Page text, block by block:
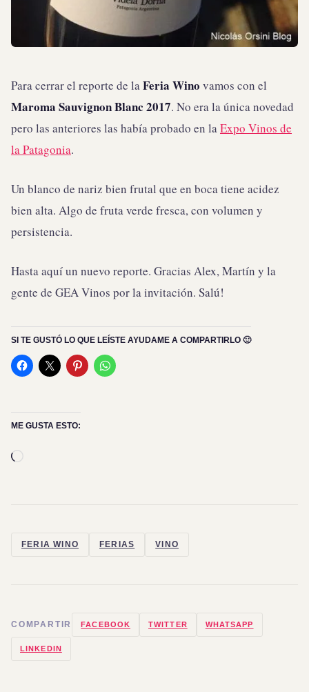
Para cerrar el reporte de laFeria Wino vamos con el
Maroma Sauvignon Blanc 2017. No era la única novedad
pero las anteriores las había probado en laExpo Vinos de
la Patagonia.
Un blanco de nariz bien frutal que en boca tiene acidez
bien alta. Algo de fruta verde fresca, con volumen y
persistencia.
Hasta aquí un nuevo reporte. Gracias Alex, Martín y la
gente de GEA Vinos por la invitación. Salú!
SI TE GUSTÓ LO QUE LEÍSTE AYUDAME A COMPARTIRLO 🙂
ME GUSTA ESTO:
FERIA WINO FERIAS VINO
COMPARTIR FACEBOOK TWITTER WHATSAPP
LINKEDIN